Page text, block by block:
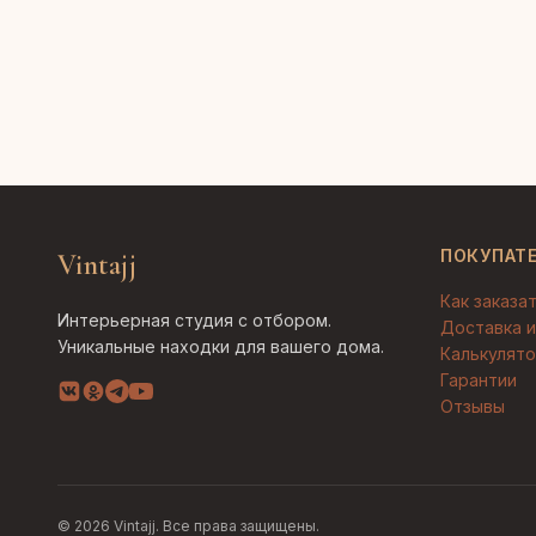
Vintajj
Интерьерная студия с отбором.
Уникальные находки для вашего дома.
Как
Доставка
Гарантии
Отзывы
© 2026 Vintajj. Все права защищены.